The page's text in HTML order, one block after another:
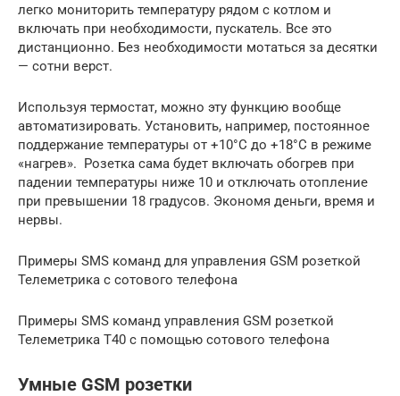
легко мониторить температуру рядом с котлом и
включать при необходимости, пускатель. Все это
дистанционно. Без необходимости мотаться за десятки
— сотни верст.
Используя термостат, можно эту функцию вообще
автоматизировать. Установить, например, постоянное
поддержание температуры от +10°С до +18°С в режиме
«нагрев». Розетка сама будет включать обогрев при
падении температуры ниже 10 и отключать отопление
при превышении 18 градусов. Экономя деньги, время и
нервы.
Примеры SMS команд для управления GSM розеткой
Телеметрика с сотового телефона
Примеры SMS команд управления GSM розеткой
Телеметрика Т40 с помощью сотового телефона
Умные GSM розетки